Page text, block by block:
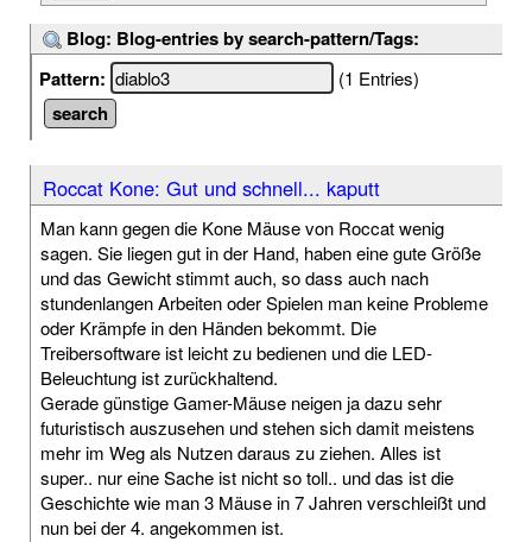
Blog: Blog-entries by search-pattern/Tags:
Pattern:
(1 Entries)
Roccat Kone: Gut und schnell... kaputt
Man kann gegen die Kone Mäuse von Roccat wenig
sagen. Sie liegen gut in der Hand, haben eine gute Größe
und das Gewicht stimmt auch, so dass auch nach
stundenlangen Arbeiten oder Spielen man keine Probleme
oder Krämpfe in den Händen bekommt. Die
Treibersoftware ist leicht zu bedienen und die LED-
Beleuchtung ist zurückhaltend.
Gerade günstige Gamer-Mäuse neigen ja dazu sehr
futuristisch auszusehen und stehen sich damit meistens
mehr im Weg als Nutzen daraus zu ziehen. Alles ist
super.. nur eine Sache ist nicht so toll.. und das ist die
Geschichte wie man 3 Mäuse in 7 Jahren verschleißt und
nun bei der 4. angekommen ist.